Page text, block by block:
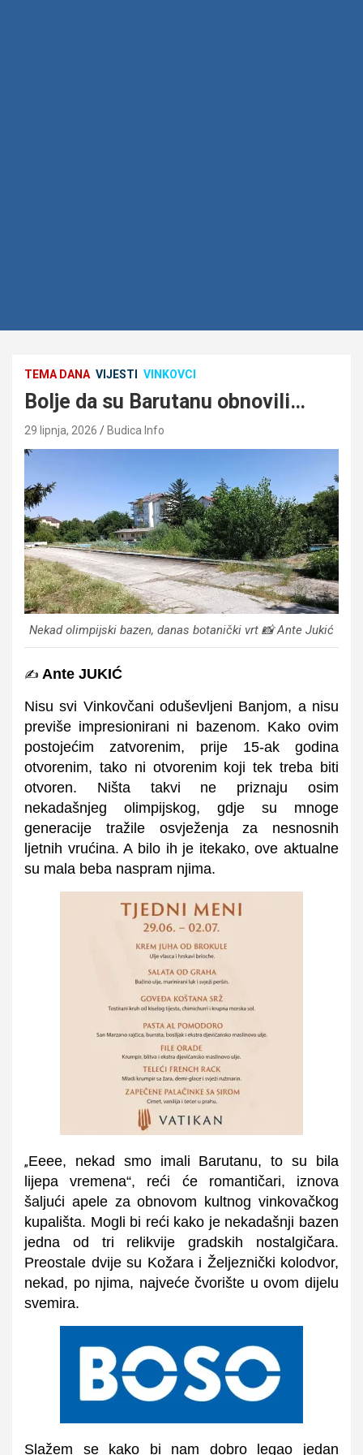
TEMA DANA VIJESTI VINKOVCI
Bolje da su Barutanu obnovili…
29 lipnja, 2026 Budica Info
Nekad olimpijski bazen, danas botanički vrt 📸 Ante Jukić
✍️ Ante JUKIĆ
Nisu svi Vinkovčani oduševljeni Banjom, a nisu
previše impresionirani ni bazenom. Kako ovim
postojećim zatvorenim, prije 15-ak godina
otvorenim, tako ni otvorenim koji tek treba biti
otvoren. Ništa takvi ne priznaju osim
nekadašnjeg olimpijskog, gdje su mnoge
generacije tražile osvježenja za nesnosnih
ljetnih vrućina. A bilo ih je itekako, ove aktualne
su mala beba naspram njima.
„Eeee, nekad smo imali Barutanu, to su bila
lijepa vremena“, reći će romantičari, iznova
šaljući apele za obnovom kultnog vinkovačkog
kupališta. Mogli bi reći kako je nekadašnji bazen
jedna od tri relikvije gradskih nostalgičara.
Preostale dvije su Kožara i Željeznički kolodvor,
nekad, po njima, najveće čvorište u ovom dijelu
svemira.
Slažem se kako bi nam dobro legao jedan